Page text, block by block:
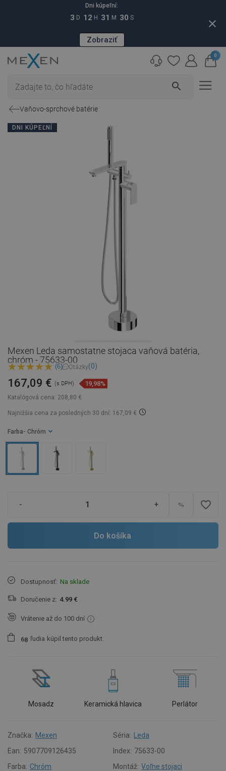
Dni kúpeľní:
3 D 12 H 31 M 29 S
Zobraziť
close
search
0
Vaňovo-sprchové batérie
DNI KÚPEĽNÍ
Mexen Leda samostatne stojaca vaňová batéria,
chróm - 75633-00
(6) Otázky(0)
Katalógová cena: 208,80 €
167,09 € (s DPH) 19,98%
Najnižšia cena za posledných 30 dní: 167,09 €
Farba - Chróm
- + favorite_border
Do košíka
Dostupnosť: Na sklade
Doručenie z: 4.99 €
Vrátenie až do 100 dní
68 ľudia kúpil tento produkt.
Mosadz Keramická hlavica Perlátor
Značka: Mexen Séria:
Leda
Ean: 5907709126435 Index: 75633-00
Farba: Chróm Montáž: Voľne stojaci